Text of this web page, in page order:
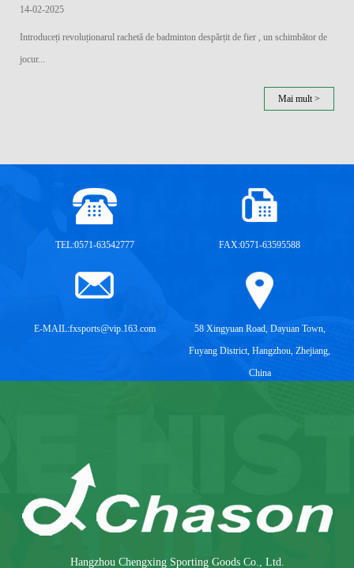
14-02-2025
Introduceți revoluționarul rachetă de badminton despărțit de fier , un schimbător de
jocur...
Mai mult >
TEL:0571-63542777 FAX:0571-63595588
E-MAIL:fxsports@vip.163.com
58 Xingyuan Road, Dayuan Town,
Fuyang District, Hangzhou, Zhejiang,
China
Hangzhou Chengxing Sporting Goods Co., Ltd.